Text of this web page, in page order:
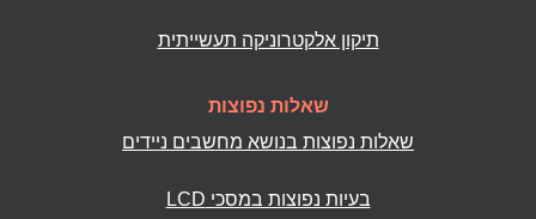
תיקון אלקטרוניקה תעשייתית
שאלות נפוצות
שאלות נפוצות בנושא מחשבים ניידים
בעיות נפוצות במסכי LCD